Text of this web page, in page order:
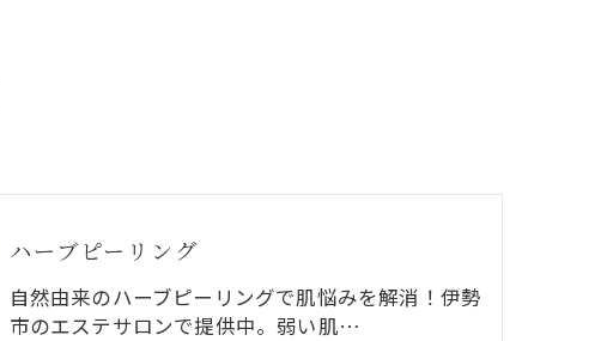
ハーブピーリング
自然由来のハーブピーリングで肌悩みを解消！伊勢
市のエステサロンで提供中。弱い肌…